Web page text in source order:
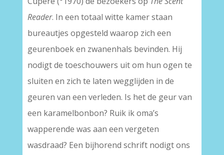
Reader. In een totaal witte kamer staan
bureautjes opgesteld waarop zich een
geurenboek en zwanenhals bevinden. Hij
nodigt de toeschouwers uit om hun ogen te
sluiten en zich te laten wegglijden in de
geuren van een verleden. Is het de geur van
een karamelbonbon? Ruik ik oma’s
wapperende was aan een vergeten
wasdraad? Een bijhorend schrift nodigt ons